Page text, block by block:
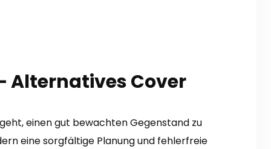
Alternatives Cover
einen gut bewachten Gegenstand zu
eine sorgfältige Planung und fehlerfreie